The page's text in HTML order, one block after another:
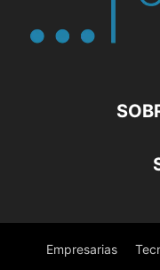
Empresarias